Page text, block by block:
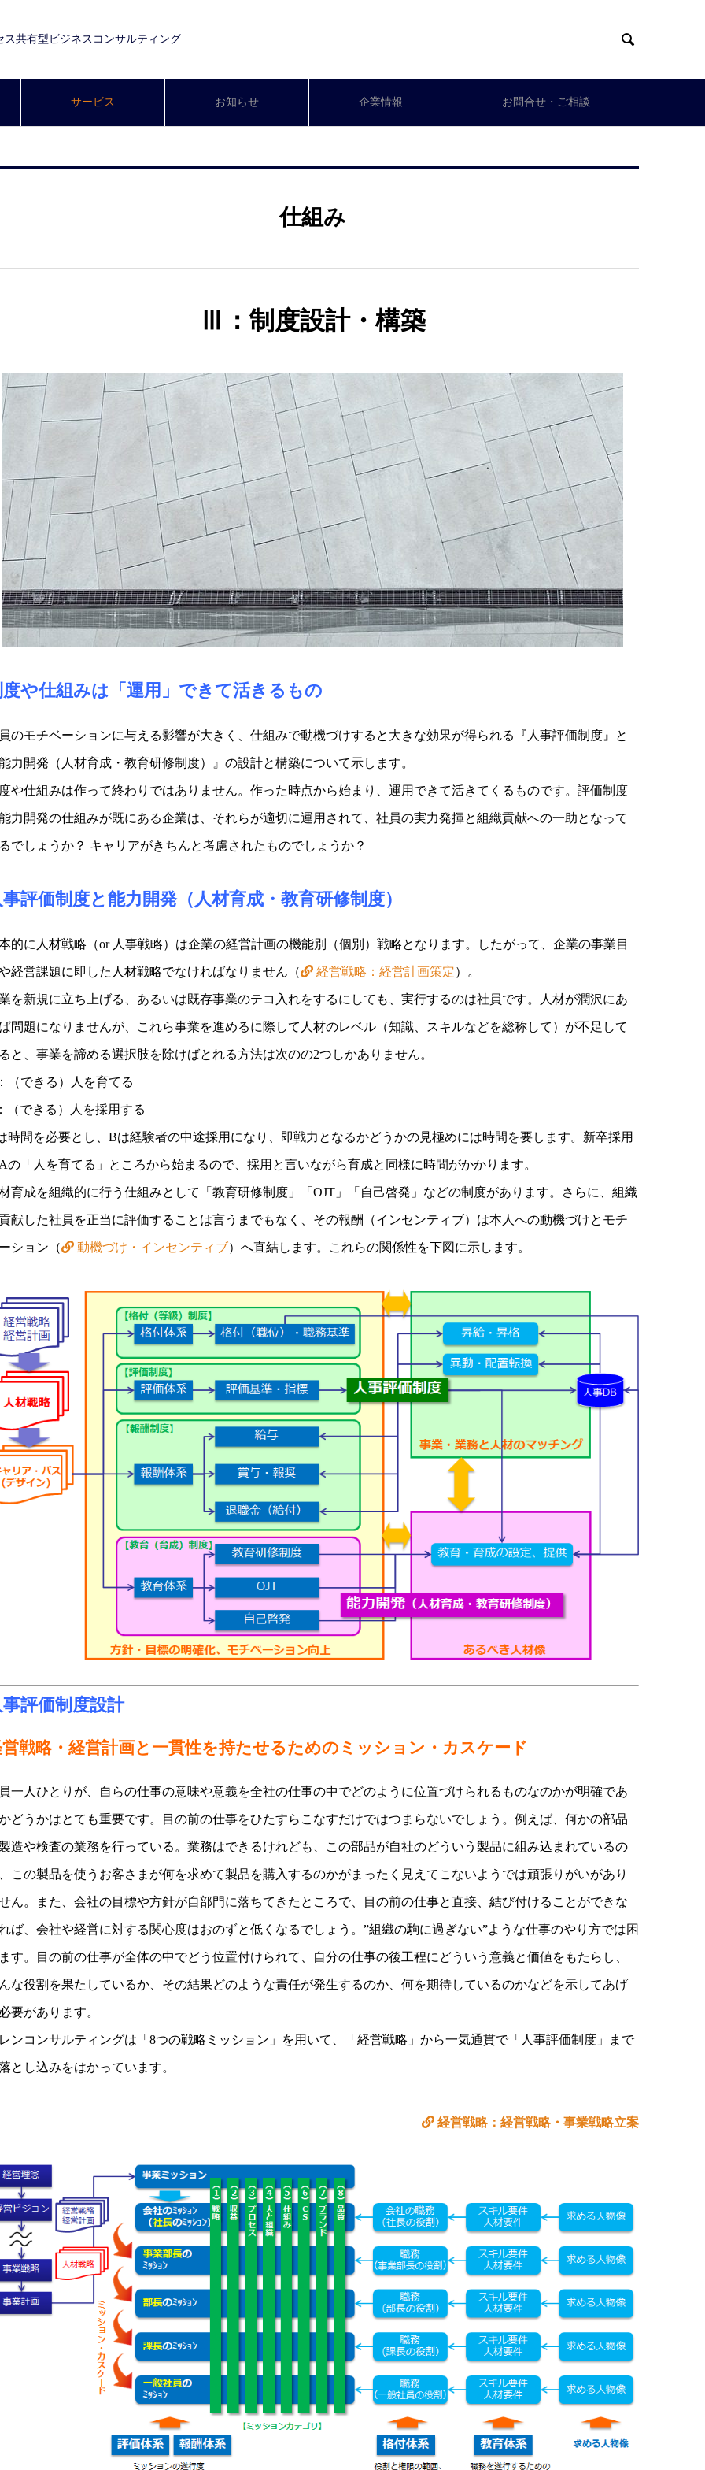
ス共有型ビジネスコンサルティング 
サービス お知らせ 企業情報 お問合せ・ご相談
仕組み
Ⅲ：制度設計・構築
や仕組みは「運用」できて活きるもの
のモチベーションに与える影響が大きく、仕組みで動機づけすると大きな効果が得られる『人事評価制度』と
能力開発（人材育成・教育研修制度）』の設計と構築について示します。
や仕組みは作って終わりではありません。作った時点から始まり、運用できて活きてくるものです。評価制度
力開発の仕組みが既にある企業は、それらが適切に運用されて、社員の実力発揮と組織貢献への一助となって
でしょうか？ キャリアがきちんと考慮されたものでしょうか？
事評価制度と能力開発（人材育成・教育研修制度）
的に人材戦略（or 人事戦略）は企業の経営計画の機能別（個別）戦略となります。したがって、企業の事業目
経営課題に即した人材戦略でなければなりません（ 経営戦略：経営計画策定）。
を新規に立ち上げる、あるいは既存事業のテコ入れをするにしても、実行するのは社員です。人材が潤沢にあ
問題になりませんが、これら事業を進めるに際して人材のレベル（知識、スキルなどを総称して）が不足して
と、事業を諦める選択肢を除けばとれる方法は次のの2つしかありません。
（できる）人を育てる
（できる）人を採用する
時間を必要とし、Bは経験者の中途採用になり、即戦力となるかどうかの見極めには時間を要します。新卒採用
の「人を育てる」ところから始まるので、採用と言いながら育成と同様に時間がかかります。
育成を組織的に行う仕組みとして「教育研修制度」「OJT」「自己啓発」などの制度があります。さらに、組織
献した社員を正当に評価することは言うまでもなく、その報酬（インセンティブ）は本人への動機づけとモチ
ション（ 動機づけ・インセンティブ）へ直結します。これらの関係性を下図に示します。
事評価制度設計
戦略・経営計画と一貫性を持たせるためのミッション・カスケード
一人ひとりが、自らの仕事の意味や意義を全社の仕事の中でどのように位置づけられるものなのかが明確であ
どうかはとても重要です。目の前の仕事をひたすらこなすだけではつまらないでしょう。例えば、何かの部品
造や検査の業務を行っている。業務はできるけれども、この部品が自社のどういう製品に組み込まれているの
この製品を使うお客さまが何を求めて製品を購入するのかがまったく見えてこないようでは頑張りがいがあり
ん。また、会社の目標や方針が自部門に落ちてきたところで、目の前の仕事と直接、結び付けることができな
ば、会社や経営に対する関心度はおのずと低くなるでしょう。”組織の駒に過ぎない”ような仕事のやり方では困
す。目の前の仕事が全体の中でどう位置付けられて、自分の仕事の後工程にどういう意義と価値をもたらし、
な役割を果たしているか、その結果どのような責任が発生するのか、何を期待しているのかなどを示してあげ
要があります。
ンコンサルティングは「8つの戦略ミッション」を用いて、「経営戦略」から一気通貫で「人事評価制度」まで
とし込みをはかっています。
経営戦略：経営戦略・事業戦略立案